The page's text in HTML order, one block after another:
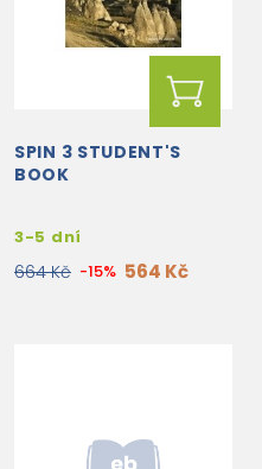
SPIN 3 STUDENT'S
BOOK
3-5 dní
664 Kč -15% 564 Kč